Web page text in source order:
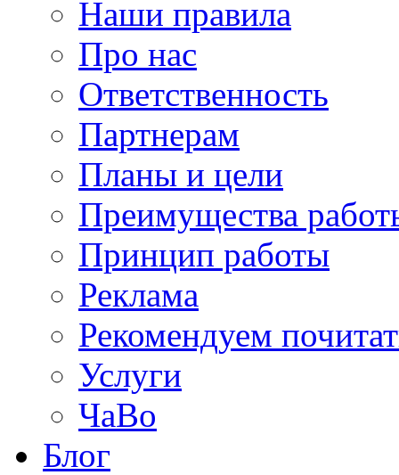
Наши правила
Про нас
Ответственность
Партнерам
Планы и цели
Преимущества
Принцип работы
Реклама
Рекомендуем
Услуги
ЧаВо
Блог